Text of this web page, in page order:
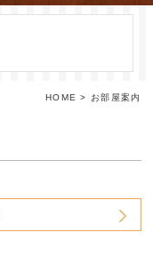
HOME > お部屋案内